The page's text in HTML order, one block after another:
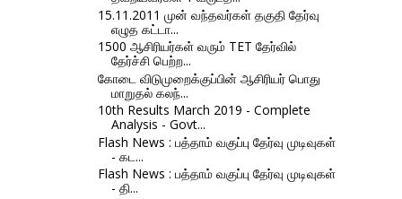
15.11.2011 முன் வந்தவர்கள் தகுதி தேர்வு
எழுத கட்டா...
1500 ஆசிரியர்கள் வரும் TET தேர்வில்
தேர்ச்சி பெற்ற...
கோடை விடுமுறைக்குப்பின் ஆசிரியர் பொது
மாறுதல் கலந்...
10th Results March 2019 - Complete
Analysis - Govt...
Flash News : பத்தாம் வகுப்பு தேர்வு முடிவுகள்
- கட...
Flash News : பத்தாம் வகுப்பு தேர்வு முடிவுகள்
- தி...